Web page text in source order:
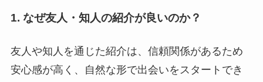
1. なぜ友人・知人の紹介が良いのか？
友人や知人を通じた紹介は、信頼関係があるため
安心感が高く、自然な形で出会いをスタートでき